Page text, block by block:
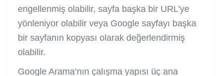
engellenmiş olabilir, sayfa başka bir URL’ye
yönleniyor olabilir veya Google sayfayı başka
bir sayfanın kopyası olarak değerlendirmiş
olabilir.
Google Arama’nın çalışma yapısı üç ana